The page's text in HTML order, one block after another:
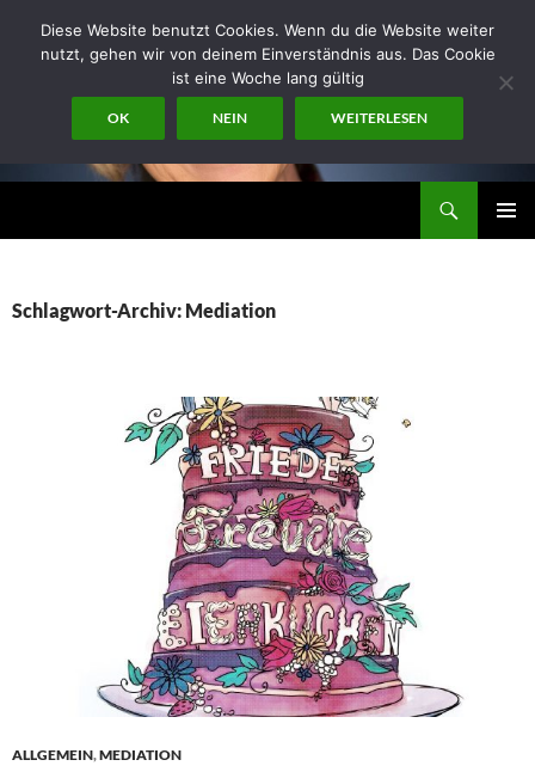
Inhalt
Schlagwort-Archiv: Mediation
ALLGEMEIN,MEDIATION
Diese Website benutzt Cookies. Wenn du die Website weiter
nutzt, gehen wir von deinem Einverständnis aus. Das Cookie
ist eine Woche lang gültig
OK NEIN WEITERLESEN